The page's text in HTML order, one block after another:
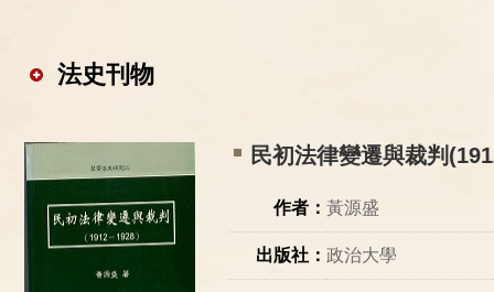
法史刊物
民初法律變遷與裁判
作者：黃源盛
出版社：政治大學